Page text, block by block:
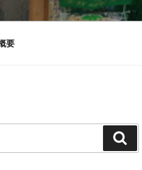
要
索